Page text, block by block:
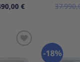
€.
€Le
prix
24.490,00 €.
-18%